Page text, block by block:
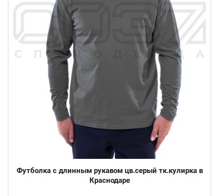
Футболка с длинным рукавом цв.серый тк.кулирка в
Краснодаре